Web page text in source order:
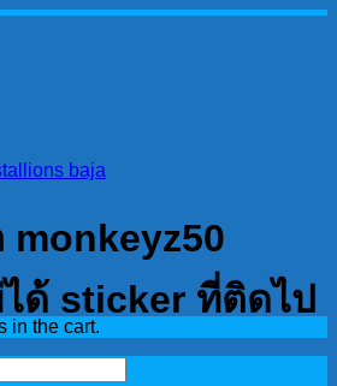
in the cart.
baja
monkeyz50
ด้ sticker ที่ติดไป